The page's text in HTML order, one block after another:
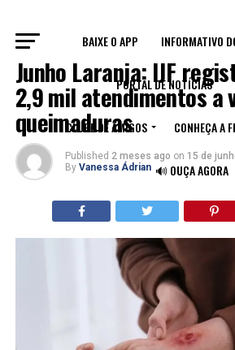
BAIXE O APP INFORMATIVO
PORTAL DE NOTÍCIAS
CLUBE DE AMIGOS CONHEÇA A
🔊 OUÇA AGORA
COTIDIANO
Junho Laranja: IJF
2,9 mil atendimentos a
queimaduras
Published 2 meses ago on 15 de
By Vanessa Ádrian